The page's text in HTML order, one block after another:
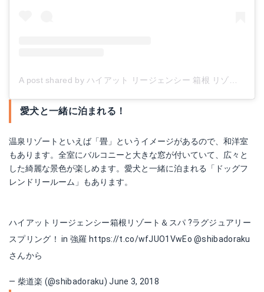
A post shared by ハイアット リージェンシー 箱根 リゾート＆スパ (@hyattregencyhakone)
愛犬と一緒に泊まれる！
温泉リゾートといえば「畳」というイメージがあるので、和洋室
もあります。全室にバルコニーと大きな窓が付いていて、広々と
した綺麗な景色が楽しめます。愛犬と一緒に泊まれる「ドッグフ
レンドリールーム」もあります。
ハイアットリージェンシー箱根リゾート＆スパ ?ラグジュアリー
スプリング！ in 強羅 https://t.co/wfJUO1VwEo @shibadoraku
さんから
— 柴道楽 (@shibadoraku)June 3, 2018